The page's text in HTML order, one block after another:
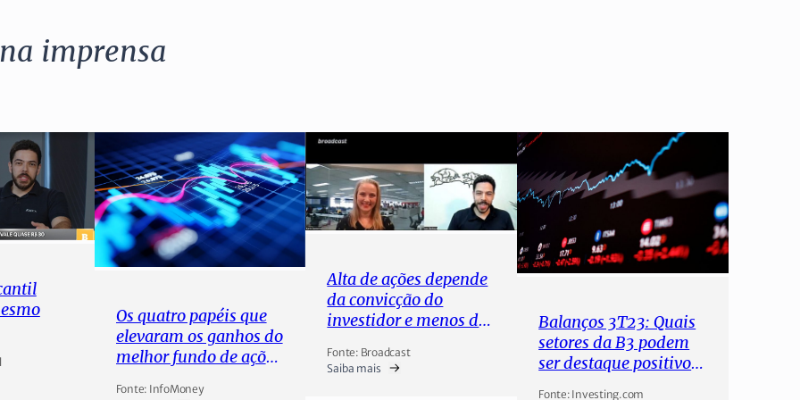
imprensa
Os quatro papéis que
elevaram os ganhos do
melhor fundo de ações
Fonte: InfoMoney
Alta de ações depende
da convicção do
investidor e menos da
Fonte: Broadcast
Saiba mais
Balanços 3T23: Quais
setores da B3 podem
ser destaque positivo e
Fonte: Investing.com